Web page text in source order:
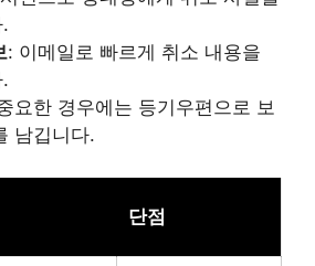
: 이메일로 빠르게 취소 내용을
요한 경우에는 등기우편으로 보
남깁니다.
단점